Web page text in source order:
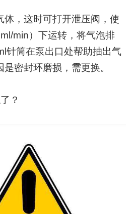
体，这时可打开泄压阀，使
min）下运转，将气泡排
针筒在泵出口处帮助抽出气
密封环磨损，需更换。
？